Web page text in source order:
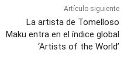
Artículo siguiente
La artista de Tomelloso
Maku entra en el índice global
‘Artists of the World’